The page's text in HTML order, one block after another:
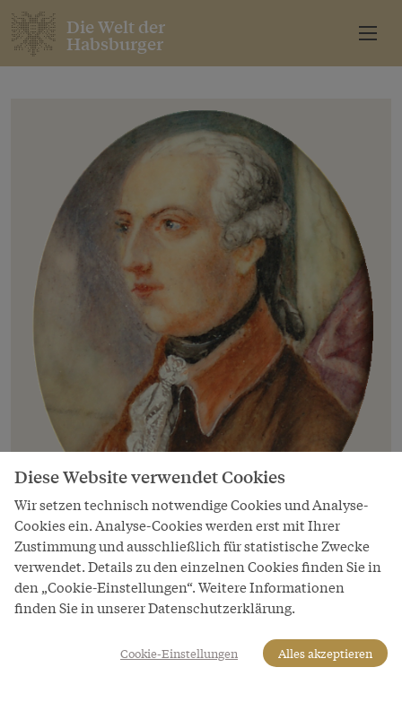
Die Welt der
Habsburger
Bild
Joseph II., Miniaturbild
Copyright
Diese Website verwendet Cookies
Wir setzen technisch notwendige Cookies und Analyse-
Cookies ein. Analyse-Cookies werden erst mit Ihrer
Zustimmung und ausschließlich für statistische Zwecke
verwendet. Details zu den einzelnen Cookies finden Sie in
den „Cookie-Einstellungen“. Weitere Informationen
finden Sie in unserer Datenschutzerklärung.
Cookie-Einstellungen Alles akzeptieren